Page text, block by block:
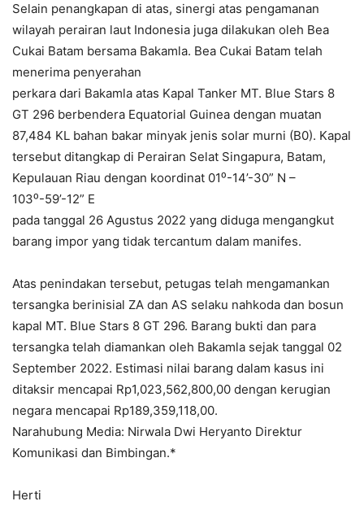
Selain penangkapan di atas, sinergi atas pengamanan
wilayah perairan laut Indonesia juga dilakukan oleh Bea
Cukai Batam bersama Bakamla. Bea Cukai Batam telah
menerima penyerahan
perkara dari Bakamla atas Kapal Tanker MT. Blue Stars 8
GT 296 berbendera Equatorial Guinea dengan muatan
87,484 KL bahan bakar minyak jenis solar murni (B0). Kapal
tersebut ditangkap di Perairan Selat Singapura, Batam,
Kepulauan Riau dengan koordinat 01⁰-14’-30” N –
103⁰-59’-12” E
pada tanggal 26 Agustus 2022 yang diduga mengangkut
barang impor yang tidak tercantum dalam manifes.
Atas penindakan tersebut, petugas telah mengamankan
tersangka berinisial ZA dan AS selaku nahkoda dan bosun
kapal MT. Blue Stars 8 GT 296. Barang bukti dan para
tersangka telah diamankan oleh Bakamla sejak tanggal 02
September 2022. Estimasi nilai barang dalam kasus ini
ditaksir mencapai Rp1,023,562,800,00 dengan kerugian
negara mencapai Rp189,359,118,00.
Narahubung Media: Nirwala Dwi Heryanto Direktur
Komunikasi dan Bimbingan.*
Herti